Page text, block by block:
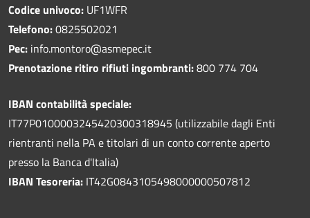
Codice univoco: UF1WFR
Telefono:0825502021
Pec: info.montoro@asmepec.it
Prenotazione ritiro rifiuti ingombranti:800 774 704
IBAN contabilità speciale:
IT77P0100003245420300318945 (utilizzabile dagli Enti
rientranti nella PA e titolari di un conto corrente aperto
presso la Banca d'Italia)
IBAN Tesoreria: IT42G0843105498000000507812